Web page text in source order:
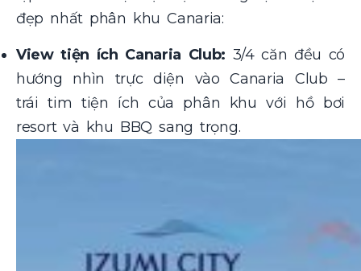
đẹp nhất phân khu Canaria:
View tiện ích Canaria Club: 3/4 căn đều có
hướng nhìn trực diện vào Canaria Club –
trái tim tiện ích của phân khu với hồ bơi
resort và khu BBQ sang trọng.